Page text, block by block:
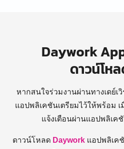
Daywork
ดาวน์โห
หากสนใจร่วมงานผ่านทางเดย์เ
แอปพลิเคชันเตรียมไว้ให้พร้อม
แจ้งเตือนผ่านแอปพลิเ
ดาวน์โหลด Daywork แอปพลิเค